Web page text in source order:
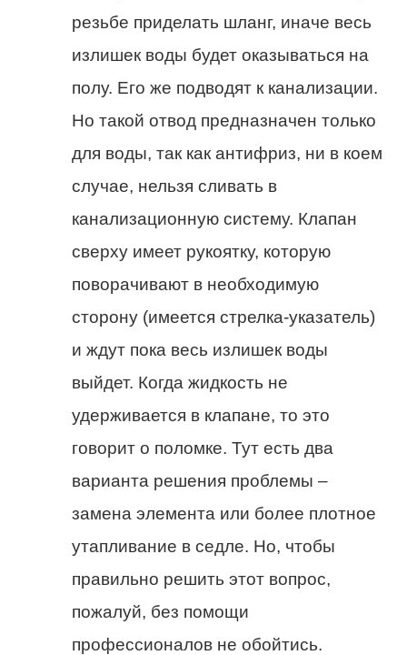
резьбе приделать шланг, иначе весь
излишек воды будет оказываться на
полу. Его же подводят к канализации.
Но такой отвод предназначен только
для воды, так как антифриз, ни в коем
случае, нельзя сливать в
канализационную систему. Клапан
сверху имеет рукоятку, которую
поворачивают в необходимую
сторону (имеется стрелка-указатель)
и ждут пока весь излишек воды
выйдет. Когда жидкость не
удерживается в клапане, то это
говорит о поломке. Тут есть два
варианта решения проблемы –
замена элемента или более плотное
утапливание в седле. Но, чтобы
правильно решить этот вопрос,
пожалуй, без помощи
профессионалов не обойтись.